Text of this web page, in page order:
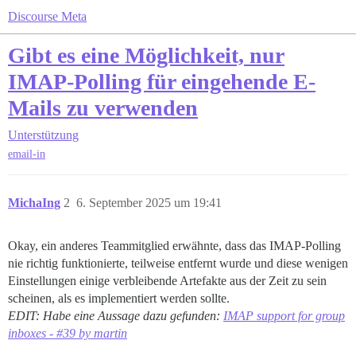
Discourse Meta
Gibt es eine Möglichkeit, nur
IMAP-Polling für eingehende E-
Mails zu verwenden
Unterstützung
email-in
MichaIng 6. September 2025 um 19:41
2
Okay, ein anderes Teammitglied erwähnte, dass das IMAP-Polling
nie richtig funktionierte, teilweise entfernt wurde und diese wenigen
Einstellungen einige verbleibende Artefakte aus der Zeit zu sein
scheinen, als es implementiert werden sollte.
EDIT: Habe eine Aussage dazu gefunden: IMAP support for group
inboxes - #39 by martin